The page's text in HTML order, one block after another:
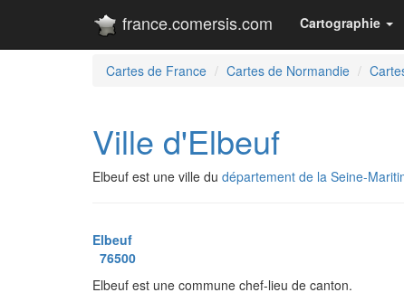
france.comersis.com Cartographie
Cartes de France Cartes de Normandie
Ville d'Elbeuf
Elbeuf est une ville du département de la Seine-
Elbeuf
76500
Elbeuf est une commune chef-lieu de canton.